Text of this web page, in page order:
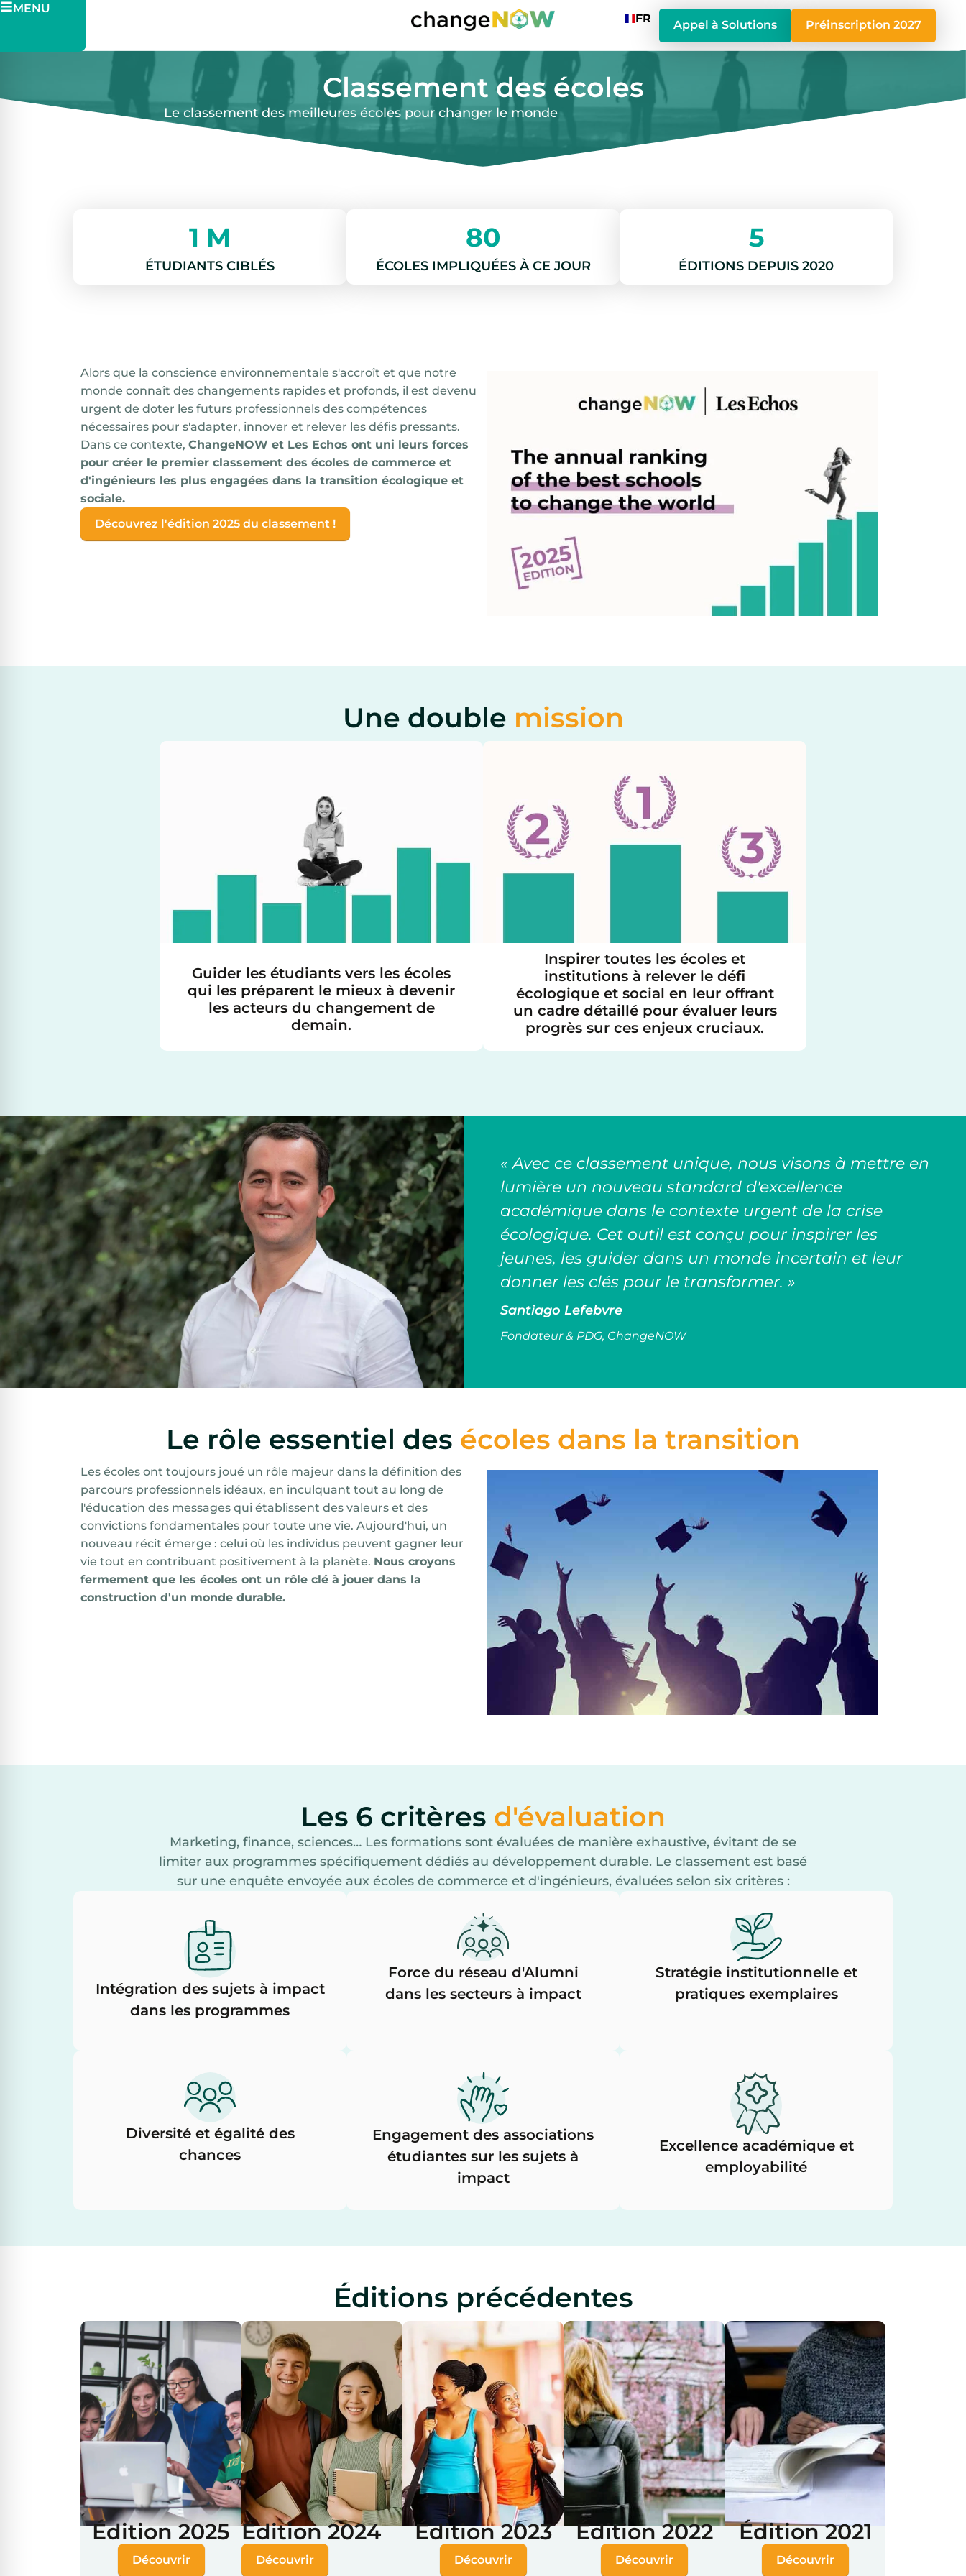
FR Appel à Solutions Préinscription 2027
MENU
Classement des écoles
Le classement des meilleures écoles pour changer le monde
1 M
ÉTUDIANTS CIBLÉS
80
ÉCOLES IMPLIQUÉES À CE JOUR
5
ÉDITIONS DEPUIS 2020
Alors que la conscience environnementale s'accroît et que notre
monde connaît des changements rapides et profonds, il est devenu
urgent de doter les futurs professionnels des compétences
nécessaires pour s'adapter, innover et relever les défis pressants.
Dans ce contexte, ChangeNOW et Les Echos ont uni leurs forces
pour créer le premier classement des écoles de commerce et
d'ingénieurs les plus engagées dans la transition écologique et
sociale.
Découvrez l'édition 2025 du classement !
Une double mission
Guider les étudiants vers les écoles
qui les préparent le mieux à devenir
les acteurs du changement de
demain.
Inspirer toutes les écoles et
institutions à relever le défi
écologique et social en leur offrant
un cadre détaillé pour évaluer leurs
progrès sur ces enjeux cruciaux.
« Avec ce classement unique, nous visons à mettre en
lumière un nouveau standard d'excellence
académique dans le contexte urgent de la crise
écologique. Cet outil est conçu pour inspirer les
jeunes, les guider dans un monde incertain et leur
donner les clés pour le transformer. »
Santiago Lefebvre
Fondateur & PDG, ChangeNOW
Le rôle essentiel des écoles dans la transition
Les écoles ont toujours joué un rôle majeur dans la définition des
parcours professionnels idéaux, en inculquant tout au long de
l'éducation des messages qui établissent des valeurs et des
convictions fondamentales pour toute une vie. Aujourd'hui, un
nouveau récit émerge : celui où les individus peuvent gagner leur
vie tout en contribuant positivement à la planète. Nous croyons
fermement que les écoles ont un rôle clé à jouer dans la
construction d'un monde durable.
Les 6 critères d'évaluation
Marketing, finance, sciences… Les formations sont évaluées de manière exhaustive, évitant de se
limiter aux programmes spécifiquement dédiés au développement durable. Le classement est basé
sur une enquête envoyée aux écoles de commerce et d'ingénieurs, évaluées selon six critères :
Intégration des sujets à impact
dans les programmes
Force du réseau d'Alumni
dans les secteurs à impact
Stratégie institutionnelle et
pratiques exemplaires
Diversité et égalité des
chances
Engagement des associations
étudiantes sur les sujets à
impact
Excellence académique et
employabilité
Éditions précédentes
Édition 2025
Découvrir
Édition 2024
Découvrir
Édition 2023
Découvrir
Édition 2022
Découvrir
Édition 2021
Découvrir